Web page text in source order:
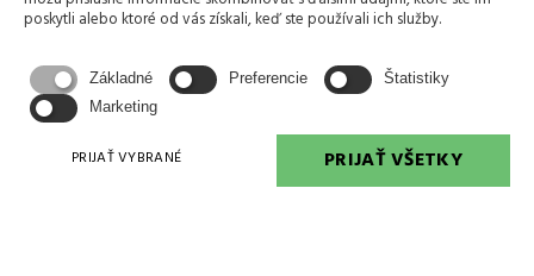
poskytli alebo ktoré od vás získali, keď ste používali ich služby.
Základné Preferencie
Štatistiky
Marketing
PRIJAŤ VYBRANÉ PRIJAŤ VŠETKY
+421 905 677 681
erikjv@erikjv.sk